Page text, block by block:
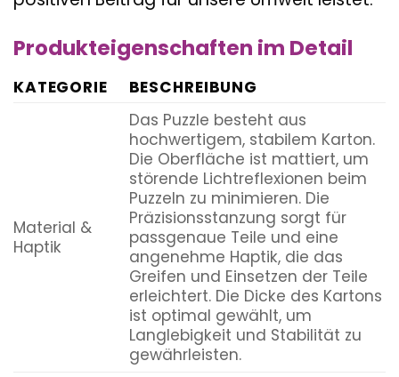
Produkteigenschaften im Detail
KATEGORIE BESCHREIBUNG
Material &
Haptik
Das Puzzle besteht aus
hochwertigem, stabilem Karton.
Die Oberfläche ist mattiert, um
störende Lichtreflexionen beim
Puzzeln zu minimieren. Die
Präzisionsstanzung sorgt für
passgenaue Teile und eine
angenehme Haptik, die das
Greifen und Einsetzen der Teile
erleichtert. Die Dicke des Kartons
ist optimal gewählt, um
Langlebigkeit und Stabilität zu
gewährleisten.